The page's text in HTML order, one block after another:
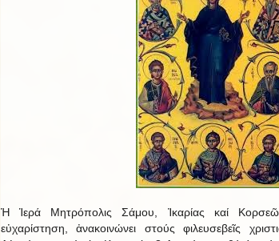
Ἡ Ἱερά Μητρόπολις Σάμου, Ἰκαρίας καί
εὐχαρίστηση, ἀνακοινώνει στούς φιλευσεβεῖς